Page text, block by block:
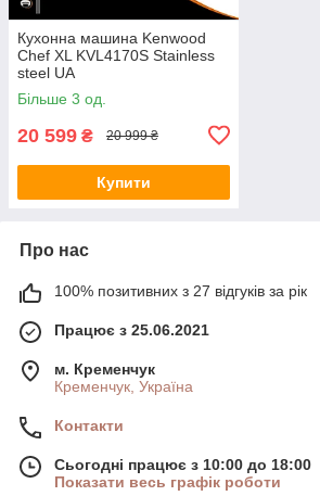
Кухонна машина Kenwood
Chef XL KVL4170S Stainless
steel UA
Більше 3 од.
20 599 ₴ 20 999 ₴
Купити
Про нас
100% позитивних з 27 відгуків за рік
Працює з 25.06.2021
м. Кременчук
Кременчук, Україна
Контакти
Сьогодні працює з 10:00 до 18:00
Показати весь графік роботи